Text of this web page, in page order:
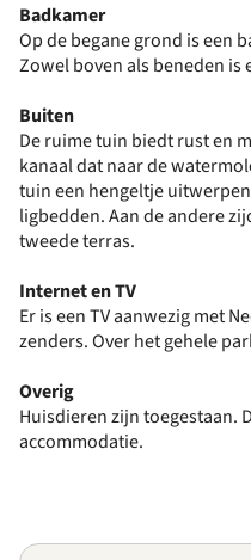
Badkamer
Op de begane grond is een
Zowel boven als beneden is
Buiten
De ruime tuin biedt rust en
kanaal dat naar de
tuin een hengeltje
ligbedden. Aan de andere
tweede terras.
Internet en TV
Er is een TV aanwezig met
zenders. Over het gehele
Overig
Huisdieren zijn toegestaan.
accommodatie.